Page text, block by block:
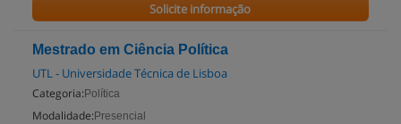
Solicite informação
Mestrado em Ciência Política
UTL - Universidade Técnica de Lisboa
Categoria: Política
Modalidade: Presencial